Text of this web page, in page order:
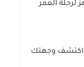
لرحلة العمر
اكتشف وجهتك